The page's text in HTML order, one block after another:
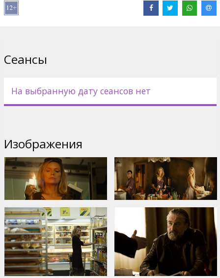
Несмотря на огромные усилия и помощь агента ЦРУ
Стэнфилда (Томми Ли Джонс), семья постоянно попадает в
поделать и, совершая все новые преступления, постоянно
выдают свое местонахождение. Оставляя за собой
переезжает с одного места на другое .
Решая все проблемы издавна принятым в семье способом,
от них, в фильме начинается полный хаос.
Фильм на английском языке с субтитрами на латышском и
русском языках.
Дистрибьютор: Garsu pasaulio irasai UAB
Pежиссер : Luc Besson
В ролях: Robert De Niro,Michelle Pfeiffer, Dianna Agron,
John
D'Leo,Tommy Lee Jones
Сайты: IMDB,Facebook
Сеансы
На выбранную дату сеансов нет
Изображения